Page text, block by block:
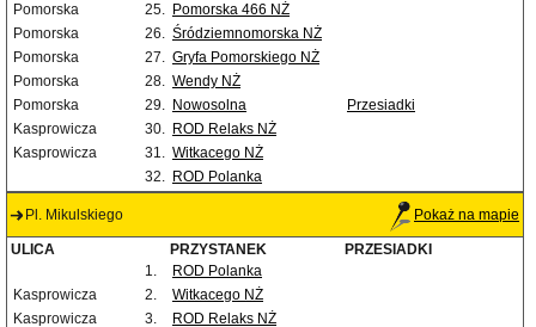
Pomorska
25. Pomorska 466 NŻ
Pomorska
26. Śródziemnomorska NŻ
Pomorska
27. Gryfa Pomorskiego NŻ
Pomorska
28. Wendy NŻ
Pomorska
29. Nowosolna
Przesiadki
Kasprowicza
30. ROD Relaks NŻ
Kasprowicza
31. Witkacego NŻ
32. ROD Polanka
Pl. Mikulskiego Pokaż na mapie
ULICA PRZYSTANEK
PRZESIADKI
1.
ROD Polanka
Kasprowicza
2.
Witkacego NŻ
Kasprowicza
3.
ROD Relaks NŻ